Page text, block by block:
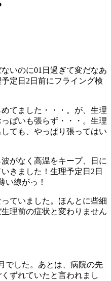
いのに01日過ぎて変だなあ
定日2日前にフライング検
てました・・・。が、生理
ぱいも張らず・・・。生理
ても、やっぱり張ってはい
がなく高温をキープ、日に
きました！生理予定日2日
い線がっ！
ていました。ほんとに些細
理前の症状と変わりません
でした。あとは、病院の先
ずれていたと言われまし